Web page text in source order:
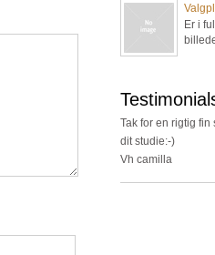
Er i
Tak for en rigtig
dit studie:-)
Vh camilla